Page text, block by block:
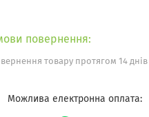
товару протягом 14 днів